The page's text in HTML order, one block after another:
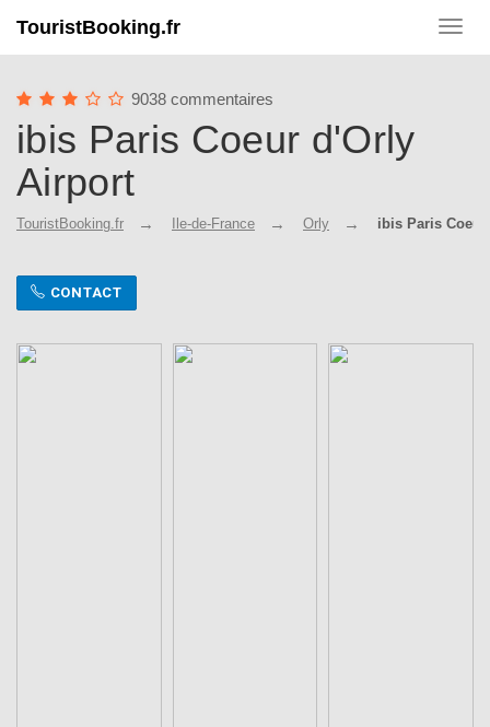
TouristBooking.fr
9038 commentaires
ibis Paris Coeur d'Orly
Airport
TouristBooking.fr Ile-de-France Orly ibis Paris
CONTACT